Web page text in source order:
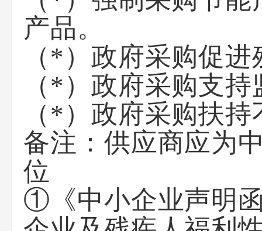
产品。
（*）政府采购促
（*）政府采购支
（*）政府采购扶
备注： 供应商应为
位
①《中小企业声明